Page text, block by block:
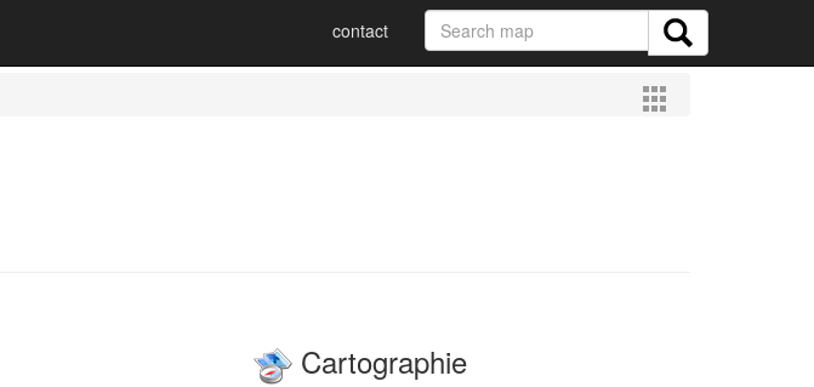
contact
Cartographie